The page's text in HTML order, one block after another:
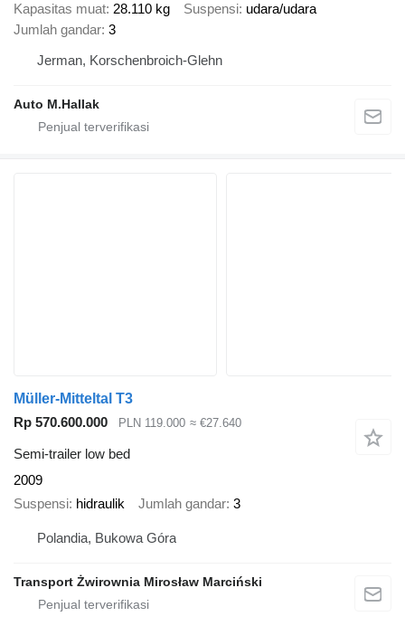
Kapasitas muat 28.110 kg Suspensi udara/udara
Jumlah gandar 3
Jerman, Korschenbroich-Glehn
Auto M.Hallak
Müller-Mitteltal T3
Rp 570.600.000
PLN 119.000 ≈ €27.640
Semi-trailer low bed
2009
Suspensi hidraulik Jumlah gandar 3
Polandia, Bukowa Góra
Transport Żwirownia Mirosław Marciński